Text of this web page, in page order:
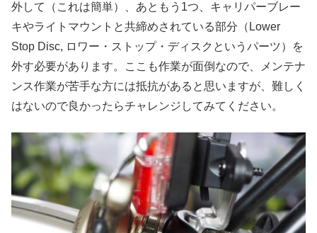
外して（これは簡単）、あともう1つ、キャリパーブレー
キやライトマウントと共締めされている部分（Lower
Stop Disc, ロワー・ストップ・ディスクというパーツ）を
外す必要があります。ここも作業が面倒なので、メンテナ
ンス作業が苦手な方には抵抗があると思いますが、難しく
はないので良かったらチャレンジしてみてください。